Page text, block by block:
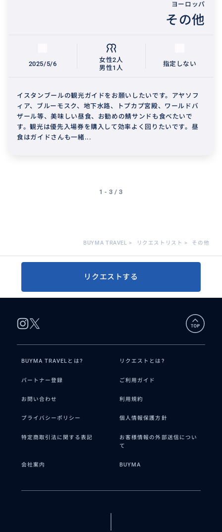
ヨーロッパ
その他
2025/5/6
女性2人
男性1人
指定しない
イスタンブールの観光ガイドをお願いしたいです。アヤソフ
ィア、ブルーモスク、地下水路、トプカプ宮殿、ワールドバ
ザール等、美味しい昼食、お勧めの鯖サンドも食べたいで
す。観光は優先入場券を購入して効率よく回りたいです。昼
食はガイドさんも一緒...
1 - 3 / 3
BUYMA TRAVEL > リクエストリスト > その他
リクエストする
BUYMA TRAVELとは? リクエストとは?
パートナー登録 ご利用ガイド
お問い合わせ 利用規約
プライバシーポリシー 個人情報保護方針
特定商取引法に関する表記
お客様情報の外部送信につい
て
会社案内 BUYMA